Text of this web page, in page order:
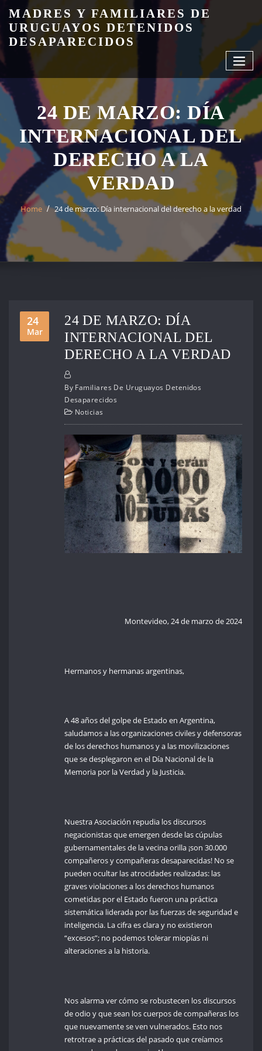
content
MADRES Y FAMILIARES DE
URUGUAYOS DETENIDOS
DESAPARECIDOS
24 DE MARZO: DÍA
INTERNACIONAL DEL
DERECHO A LA
VERDAD
Home 24 de marzo: Día internacional del derecho a la verdad
24
Mar
24 DE MARZO: DÍA
INTERNACIONAL DEL
DERECHO A LA VERDAD
By Familiares De Uruguayos Detenidos
Desaparecidos
Noticias
Montevideo, 24 de marzo de 2024
Hermanos y hermanas argentinas,
A 48 años del golpe de Estado en Argentina,
saludamos a las organizaciones civiles y defensoras
de los derechos humanos y a las movilizaciones
que se desplegaron en el Día Nacional de la
Memoria por la Verdad y la Justicia.
Nuestra Asociación repudia los discursos
negacionistas que emergen desde las cúpulas
gubernamentales de la vecina orilla ¡son 30.000
compañeros y compañeras desaparecidas! No se
pueden ocultar las atrocidades realizadas: las
graves violaciones a los derechos humanos
cometidas por el Estado fueron una práctica
sistemática liderada por las fuerzas de seguridad e
inteligencia. La cifra es clara y no existieron
“excesos”; no podemos tolerar miopías ni
alteraciones a la historia.
Nos alarma ver cómo se robustecen los discursos
de odio y que sean los cuerpos de compañeras los
que nuevamente se ven vulnerados. Esto nos
retrotrae a prácticas del pasado que creíamos